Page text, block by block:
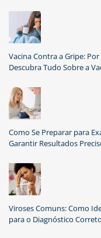
Vacina Contra a Gripe:
Descubra Tudo Sobre a
Como Se Preparar para
Garantir Resultados
Viroses Comuns: Como
para o Diagnóstico Correto